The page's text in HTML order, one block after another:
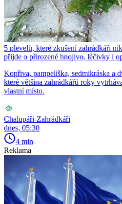
5 plevelů, které zkušení zahrádkáři
přijde o přirozené hnojivo, léčivky i
Kopřiva, pampeliška, sedmikráska a
které většina zahrádkářů roky
vlastní místo.
Chalupáři-Zahrádkáři
dnes, 05:30
4 min
Reklama